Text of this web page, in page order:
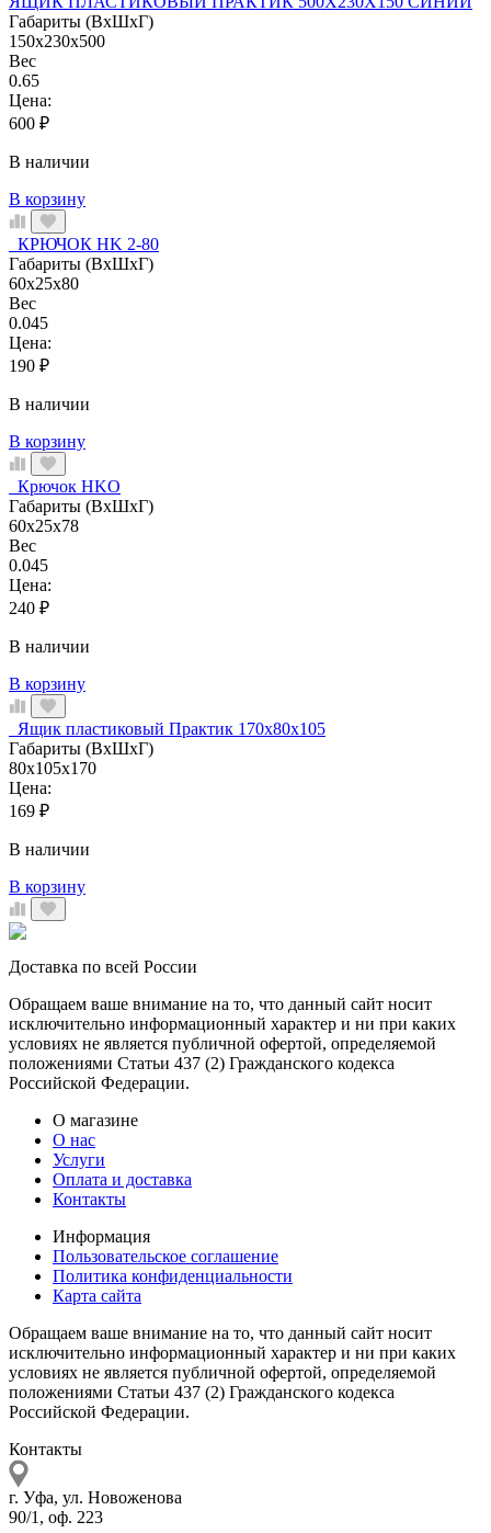
Габариты (ВхШхГ)
150x230x500
Вес
0.65
Цена:
600 ₽
В наличии
В корзину
КРЮЧОК HK 2-80
Габариты (ВхШхГ)
60x25x80
Вес
0.045
Цена:
190 ₽
В наличии
В корзину
Крючок HKО
Габариты (ВхШхГ)
60x25x78
Вес
0.045
Цена:
240 ₽
В наличии
В корзину
Ящик пластиковый Практик 170x80x105
Габариты (ВхШхГ)
80x105x170
Цена:
169 ₽
В наличии
В корзину
Доставка по всей России
Обращаем ваше внимание на то, что данный сайт носит
исключительно информационный характер и ни при каких
условиях не является публичной офертой, определяемой
положениями Статьи 437 (2) Гражданского кодекса
Российской Федерации.
О магазине
О нас
Услуги
Оплата и доставка
Контакты
Информация
Пользовательское соглашение
Политика конфиденциальности
Карта сайта
Обращаем ваше внимание на то, что данный сайт носит
исключительно информационный характер и ни при каких
условиях не является публичной офертой, определяемой
положениями Статьи 437 (2) Гражданского кодекса
Российской Федерации.
Контакты
г. Уфа, ул. Новоженова
90/1, оф. 223